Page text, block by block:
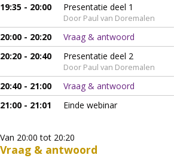
19:35 - 20:00
Presentatie deel 1
Door Paul van Doremalen
20:00 - 20:20
Vraag & antwoord
20:20 - 20:40
Presentatie deel 2
Door Paul van Doremalen
20:40 - 21:00
Vraag & antwoord
21:00 - 21:01
Einde webinar
Van 20:00 tot 20:20
Vraag & antwoord